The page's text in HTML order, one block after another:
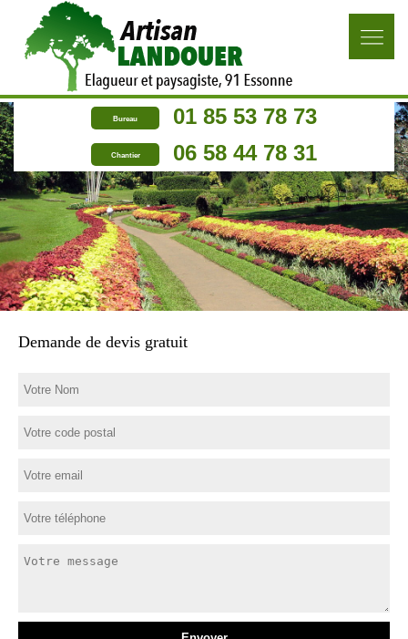
Bureau 01 85 53 78 73
Chantier 06 58 44 78 31
Demande de devis gratuit